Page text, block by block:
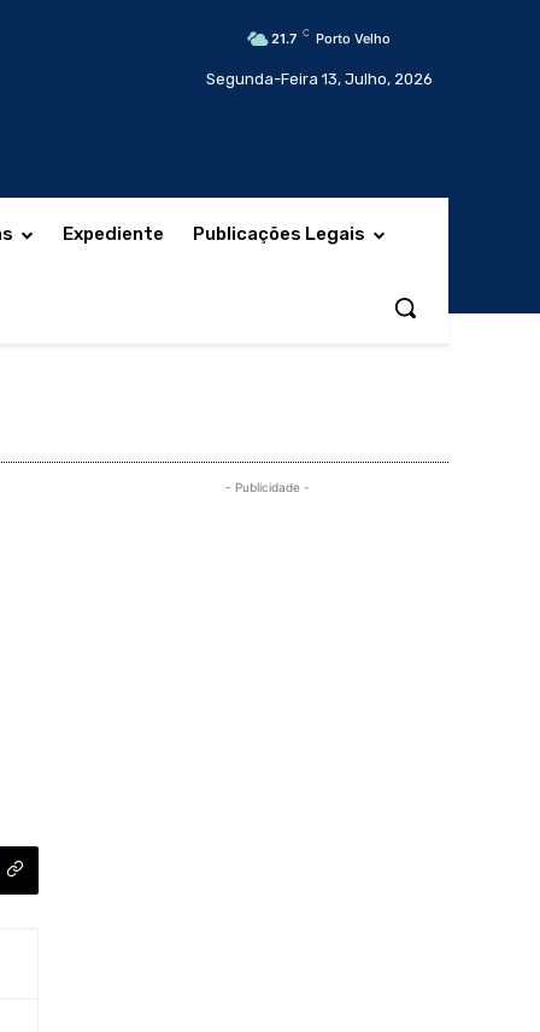
21.7 C Porto Velho
Segunda-Feira 13, Julho, 2026
Expediente Publicações Legais
- Publicidade -